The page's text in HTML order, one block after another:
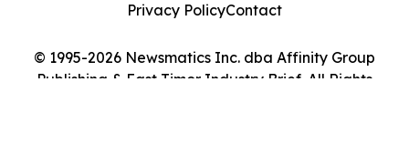
© 1995-2026 Newsmatics Inc. dba Affinity Group
Publishing & East Timor Industry Brief. All Rights
Privacy PolicyContact